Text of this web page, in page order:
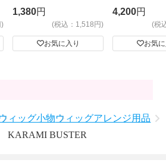
)
1,380円
(税込：1,518円)
お気に入り
4,200円
(税
お気
ウィッグ小物ウィッグアレンジ用品
KARAMI BUSTER